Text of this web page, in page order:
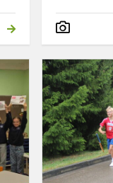
Europos
kalbų
diena
Babtų
gimnazijoje